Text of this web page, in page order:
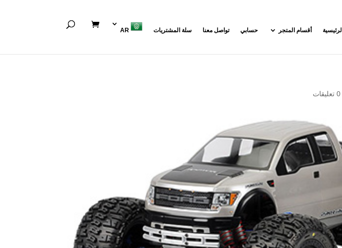
الرئيسية أقسام المتجر حسابي تواصل معنا سلة المشتريات AR
0 تعليقات